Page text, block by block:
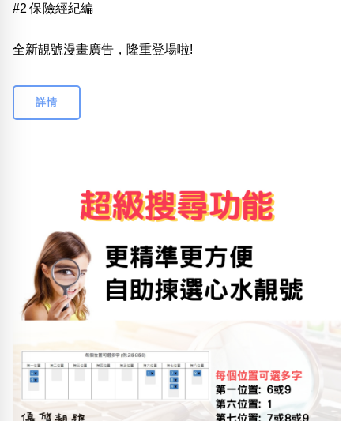
#2 保險經紀編
全新靚號漫畫廣告，隆重登場啦!
詳情